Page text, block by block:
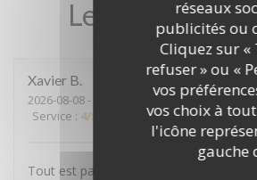
réseaux
publicités ou
Cliquez sur «
refuser » ou «
vos
vos choix à
l'icône
gauche
Les avis de
Xavier B
2026-08-08 - 12:00 - Couverts 2
Service : 4/5 Ambiance:5 /5 Cuisine :5/5
Tout est parfait sauf pour le dessert ou